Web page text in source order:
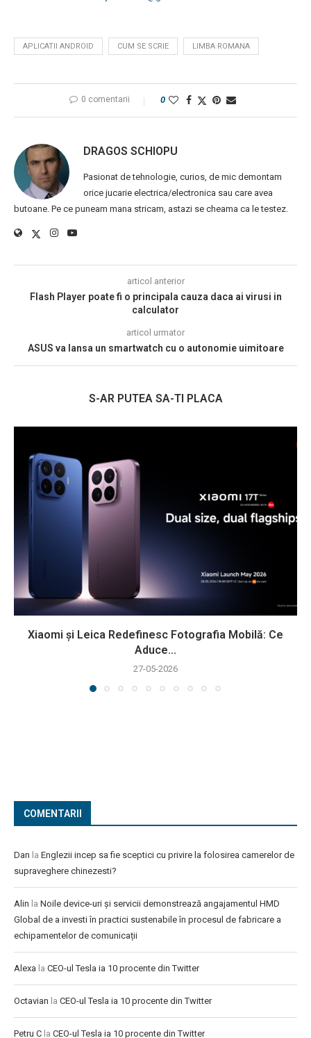
APLICATII ANDROID CUM SE SCRIE LIMBA ROMANA
0 comentarii 0
DRAGOS SCHIOPU
Pasionat de tehnologie, curios, de mic demontam
orice jucarie electrica/electronica sau care avea
butoane. Pe ce puneam mana stricam, astazi se cheama ca le testez.
articol anterior
Flash Player poate fi o principala cauza daca ai virusi in
calculator
articol urmator
ASUS va lansa un smartwatch cu o autonomie uimitoare
S-AR PUTEA SA-TI PLACA
Xiaomi și Leica Redefinesc Fotografia Mobilă: Ce
Aduce...
27-05-2026
COMENTARII
Dan la Englezii incep sa fie sceptici cu privire la folosirea camerelor de
supraveghere chinezesti?
Alin la Noile device-uri și servicii demonstrează angajamentul HMD
Global de a investi în practici sustenabile în procesul de fabricare a
echipamentelor de comunicații
Alexa la CEO-ul Tesla ia 10 procente din Twitter
Octavian la CEO-ul Tesla ia 10 procente din Twitter
Petru C la CEO-ul Tesla ia 10 procente din Twitter